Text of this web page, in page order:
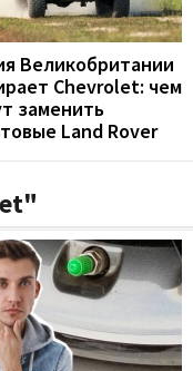
Великобритании
Chevrolet: чем
заменить
Land Rover